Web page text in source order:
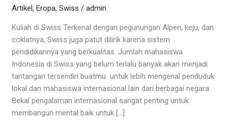
Artikel,Eropa,Swiss /admin
Kuliah di Swiss Terkenal dengan pegunungan Alpen, keju, dan
coklatnya, Swiss juga patut dilirik karena sistem
pendidikannya yang berkualitas. Jumlah mahasiswa
Indonesia di Swiss yang belum terlalu banyak akan menjadi
tantangan tersendiri buatmu untuk lebih mengenal penduduk
lokal dan mahasiswa internasional lain dari berbagai negara.
Bekal pengalaman internasional sangat penting untuk
membangun mental baik untuk […]
Swiss
(Switzerland)